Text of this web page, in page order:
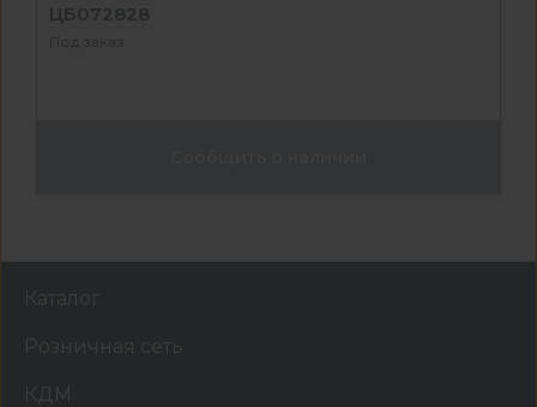
ЦБ072828
Под заказ
Каталог
Розничная сеть
КДМ